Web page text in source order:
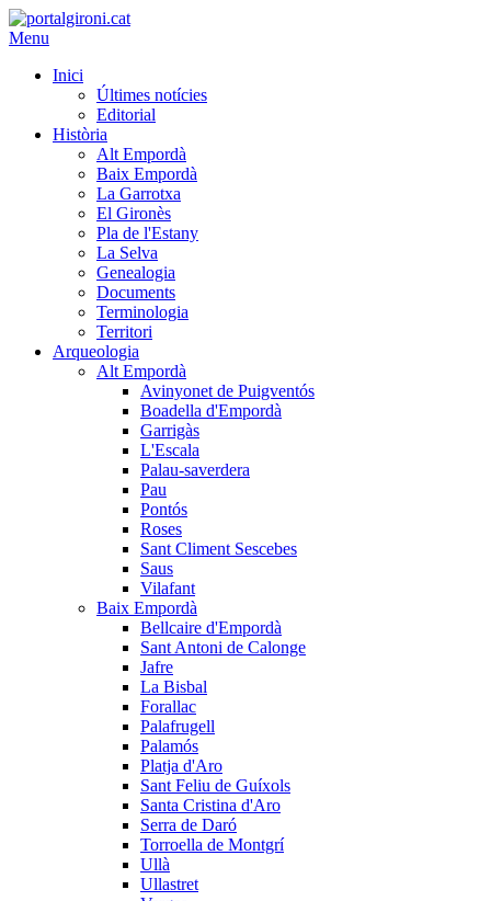
Menu
Inici
Últimes notícies
Editorial
Història
Alt Empordà
Baix Empordà
La Garrotxa
El Gironès
Pla de l'Estany
La Selva
Genealogia
Documents
Terminologia
Territori
Arqueologia
Alt Empordà
Avinyonet de Puigventós
Boadella d'Empordà
Garrigàs
L'Escala
Palau-saverdera
Pau
Pontós
Roses
Sant Climent Sescebes
Saus
Vilafant
Baix Empordà
Bellcaire d'Empordà
Sant Antoni de Calonge
Jafre
La Bisbal
Forallac
Palafrugell
Palamós
Platja d'Aro
Sant Feliu de Guíxols
Santa Cristina d'Aro
Serra de Daró
Torroella de Montgrí
Ullà
Ullastret